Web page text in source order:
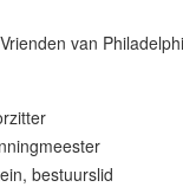
van
bestuurslid